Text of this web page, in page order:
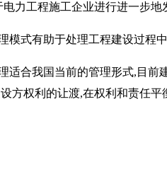
力工程施工企业进行进一步地
式有助于处理工程建设过程中
合我国当前的管理形式,目前
方权利的让渡,在权利和责任